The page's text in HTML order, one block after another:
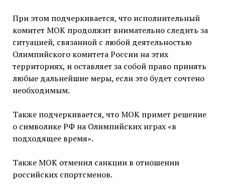
При этом подчеркивается, что исполнительный
комитет МОК продолжит внимательно следить за
ситуацией, связанной с любой деятельностью
Олимпийского комитета России на этих
территориях, и оставляет за собой право принять
любые дальнейшие меры, если это будет сочтено
необходимым.
Также подчеркивается, что МОК примет решение
о символике РФ на Олимпийских играх «в
подходящее время».
Также МОК отменил санкции в отношении
российских спортсменов.